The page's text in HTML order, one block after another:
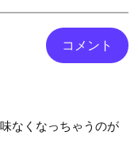
なくなっちゃうのが